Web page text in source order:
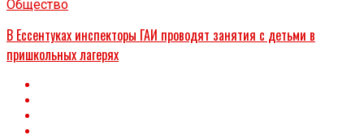
Общество
В Ессентуках инспекторы ГАИ проводят занятия с детьми в
пришкольных лагерях